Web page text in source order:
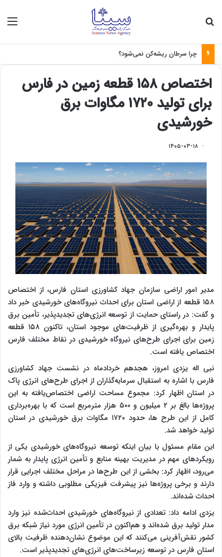
چرا سرطان ریشه‌کن نمی‌شود؟
اختصاص ۱۵۸ قطعه زمین در فارس
برای تولید ۱۷۲۰ مگاوات برق
خورشیدی
۱۴۰۵-۰۳-۱۸
مدیر امور اراضی سازمان جهاد کشاورزی استان فارس، از اختصاص
۱۵۸ قطعه از اراضی استان برای احداث نیروگاه‌های خورشیدی خبر داد
و گفت: در راستای حمایت از توسعه انرژی‌های تجدیدپذیر، تأمین برق
پایدار و بهره‌گیری از ظرفیت‌های موجود استان، تاکنون ۱۵۸ قطعه
زمین برای اجرای طرح‌های نیروگاه خورشیدی در نقاط مختلف فارس
اختصاص یافته است.
نبی اله یزدی امروز، هجدهم خردادماه در نشست جهاد کشاورزی
فارس با اشاره به استقبال سرمایه‌گذاران از اجرای طرح‌های انرژی پاک
در استان اظهار کرد: مجموع مساحت اراضی اختصاص‌یافته به این
پروژه‌ها بالغ بر ۲ میلیون و ۵۰۰ هزار مترمربع است که با بهره‌برداری
کامل از این طرح ها، حدود ۱۷۲۰ مگاوات برق خورشیدی در استان
تولید خواهد شد.
این مقام مسئول با بیان اینکه توسعه نیروگاه‌های خورشیدی یکی از
رویکردهای مهم در مدیریت بهینه منابع و تأمین انرژی پایدار به شمار
می‌رود، اظهار کرد: بخشی از این طرح‌ها در مراحل مختلف اجرایی قرار
دارند و برخی پروژه‌ها نیز پیشرفت فیزیکی مطلوبی داشته و وارد فاز
احداث شده‌اند.
یزدی ادامه داد: تعدادی از نیروگاه‌های خورشیدی احداث‌شده نیز وارد
مدار تولید برق شده‌اند و هم‌اکنون در تأمین انرژی مورد نیاز شبکه برق
کشور نقش‌آفرینی می‌کنند که این موضوع نشان‌دهنده ظرفیت بالای
استان فارس در توسعه زیرساخت‌های انرژی‌های تجدیدپذیر است.